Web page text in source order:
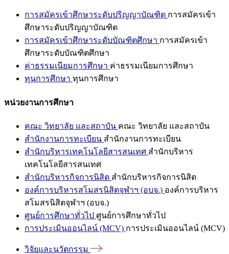
การสมัครเข้าศึกษาระดับปริญญาบัณฑิต การสมัครเข้า
ศึกษาระดับปริญญาบัณฑิต
การสมัครเข้าศึกษาระดับบัณฑิตศึกษา การสมัครเข้า
ศึกษาระดับบัณฑิตศึกษา
ค่าธรรมเนียมการศึกษา ค่าธรรมเนียมการศึกษา
ทุนการศึกษา ทุนการศึกษา
หน่วยงานการศึกษา
คณะ วิทยาลัย และสถาบัน คณะ วิทยาลัย และสถาบัน
สำนักงานการทะเบียน สำนักงานการทะเบียน
สำนักบริหารเทคโนโลยีสารสนเทศ สำนักบริหาร
เทคโนโลยีสารสนเทศ
สำนักบริหารกิจการนิสิต สำนักบริหารกิจการนิสิต
องค์การบริหารสโมสรนิสิตจุฬาฯ (อบจ.) องค์การบริหาร
สโมสรนิสิตจุฬาฯ (อบจ.)
ศูนย์การศึกษาทั่วไป ศูนย์การศึกษาทั่วไป
การประเมินออนไลน์ (MCV) การประเมินออนไลน์ (MCV)
วิจัยและนวัตกรรม